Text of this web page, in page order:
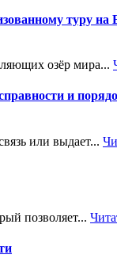
туру на
озёр мира...
и
или выдает...
позволяет...